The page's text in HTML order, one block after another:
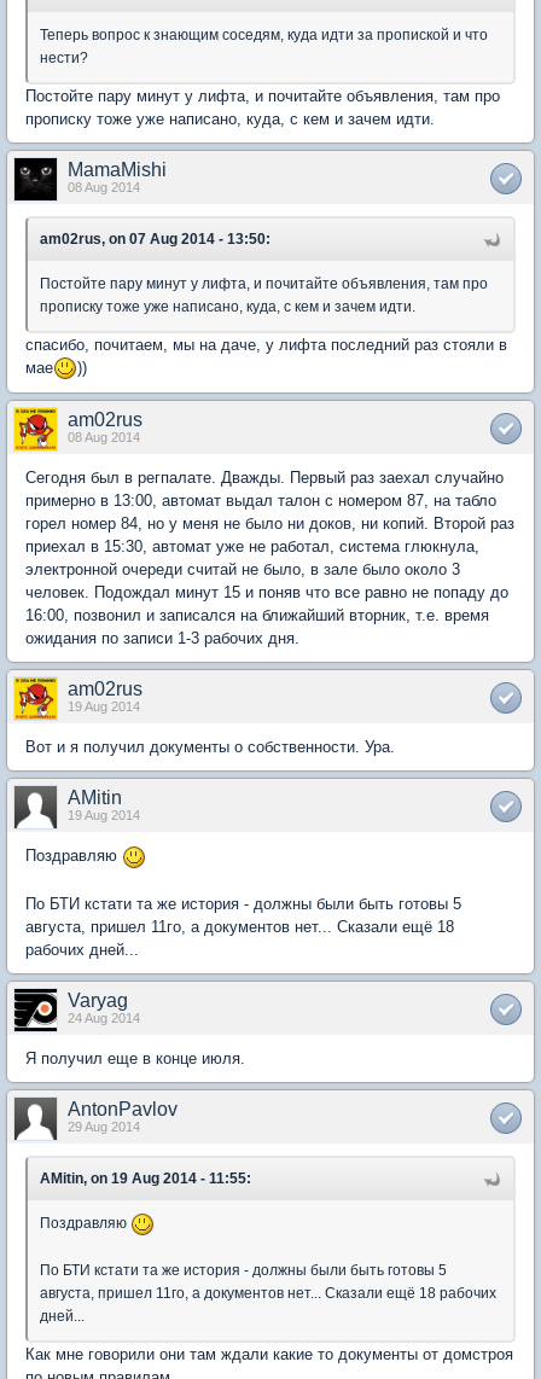
Теперь вопрос к знающим соседям, куда идти за пропиской и что
нести?
Постойте пару минут у лифта, и почитайте объявления, там про
прописку тоже уже написано, куда, с кем и зачем идти.
MamaMishi
08 Aug 2014
am02rus, on 07 Aug 2014 - 13:50:
Постойте пару минут у лифта, и почитайте объявления, там про
прописку тоже уже написано, куда, с кем и зачем идти.
спасибо, почитаем, мы на даче, у лифта последний раз стояли в
мае
))
am02rus
08 Aug 2014
Сегодня был в регпалате. Дважды. Первый раз заехал случайно
примерно в 13:00, автомат выдал талон с номером 87, на табло
горел номер 84, но у меня не было ни доков, ни копий. Второй раз
приехал в 15:30, автомат уже не работал, система глюкнула,
электронной очереди считай не было, в зале было около 3
человек. Подождал минут 15 и поняв что все равно не попаду до
16:00, позвонил и записался на ближайший вторник, т.е. время
ожидания по записи 1-3 рабочих дня.
am02rus
19 Aug 2014
Вот и я получил документы о собственности. Ура.
AMitin
19 Aug 2014
Поздравляю
По БТИ кстати та же история - должны были быть готовы 5
августа, пришел 11го, а документов нет... Сказали ещё 18
рабочих дней...
Varyag
24 Aug 2014
Я получил еще в конце июля.
AntonPavlov
29 Aug 2014
AMitin, on 19 Aug 2014 - 11:55:
Поздравляю
По БТИ кстати та же история - должны были быть готовы 5
августа, пришел 11го, а документов нет... Сказали ещё 18 рабочих
дней...
Как мне говорили они там ждали какие то документы от домстроя